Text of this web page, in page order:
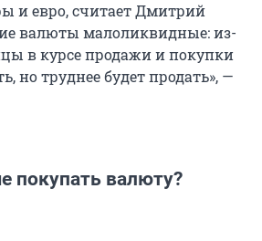
и евро, считает Дмитрий
валюты малоликвидные: из-
в курсе продажи и покупки
но труднее будет продать», —
покупать валюту?